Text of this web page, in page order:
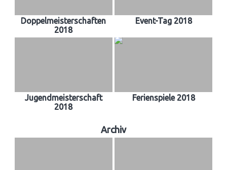
Doppelmeisterschaften
2018
Event-Tag 2018
Jugendmeisterschaft
2018
Ferienspiele 2018
Archiv